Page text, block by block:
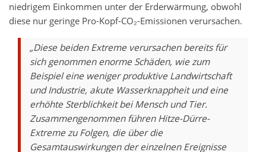
niedrigem Einkommen unter der Erderwärmung, obwohl
diese nur geringe Pro-Kopf-CO₂-Emissionen verursachen.
„Diese beiden Extreme verursachen bereits für
sich genommen enorme Schäden, wie zum
Beispiel eine weniger produktive Landwirtschaft
und Industrie, akute Wasserknappheit und eine
erhöhte Sterblichkeit bei Mensch und Tier.
Zusammengenommen führen Hitze-Dürre-
Extreme zu Folgen, die über die
Gesamtauswirkungen der einzelnen Ereignisse